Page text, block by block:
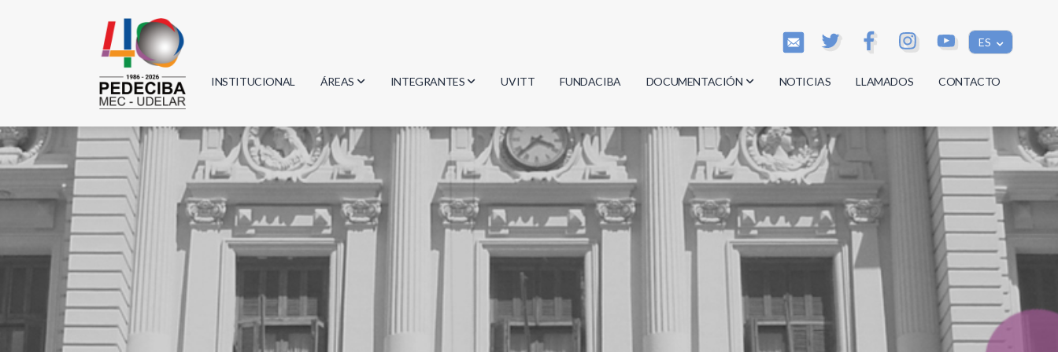
ES
INSTITUCIONAL ÁREAS
Biología
Física
Geociencias
Informática
Matemática
INTEGRANTES
Investigadores
Estudiantes
Egresados
UVITT FUNDACIBA DOCUMENTACIÓN
Actas
Reglamentos
Documentos
NOTICIAS LLAMADOS CONTACTO